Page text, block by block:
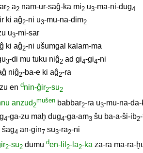
2 a2 nam-ur-saĝ-ka mi2 u3-ma-ni-dug4
ki aĝ2-ni u3-mu-na-dim2
u3-mi-sar
ki aĝ2-ni ušumgal
kalam-ma
3-di mu tuku niĝ2 ad gi4-gi4-ni
niĝ2-ba-e ki aĝ2-ra
en dnin-ĝir2-su2
anzud2
mušen babbar2-ra u3-mu-na-
4-ga-zu maḫ dug4-ga-am3 šu ba-a-ši-ib2
šag4 an-gin7 su3-ra2-ni
2-su2 dumu den-lil 2-la2-ka za-ra ma-ra-